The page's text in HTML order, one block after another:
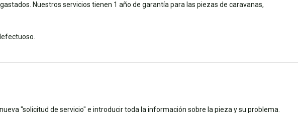
Nuestros servicios tienen 1 año de garantía para las piezas de caravanas,
"solicitud de servicio" e introducir toda la información sobre la pieza y su problema.